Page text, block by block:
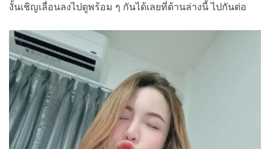
งั้นเชิญเลื่อนลงไปดูพร้อม ๆ กันได้เลยที่ด้านล่างนี้ ไปกันต่อ